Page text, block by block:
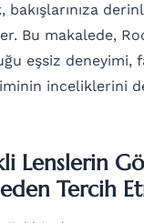
bakışlarınıza
Bu makalede,
eşsiz deneyimi,
inceliklerini
Lenslerin
Tercih